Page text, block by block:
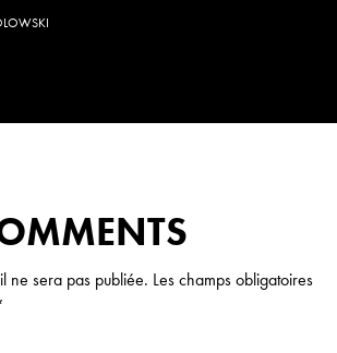
ne sera pas publiée. Les champs obligatoires